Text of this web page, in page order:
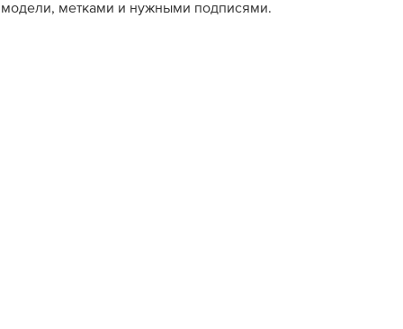
модели, метками и нужными подписями.